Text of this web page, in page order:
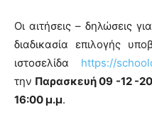
Οι αιτήσεις – δηλώσεις
διαδικασία επιλογής
ιστοσελίδα https://
την Παρασκευή 09 -12 -
16:00 μ.μ.